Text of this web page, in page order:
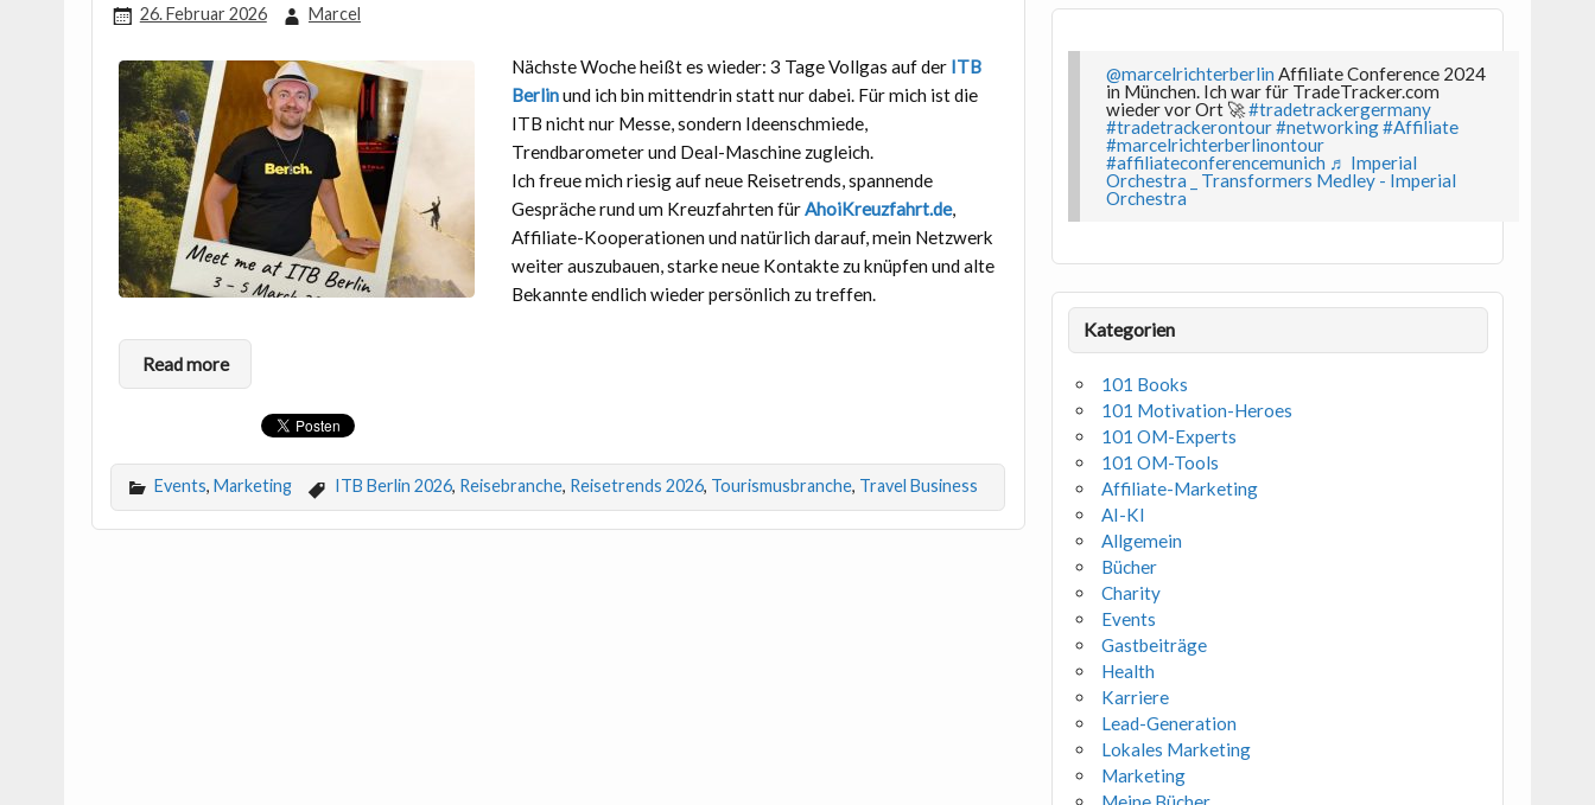
26. Februar 2026 Marcel
Nächste Woche heißt es wieder: 3 Tage Vollgas auf der ITB
Berlinund ich bin mittendrin statt nur dabei. Für mich ist die
ITB nicht nur Messe, sondern Ideenschmiede,
Trendbarometer und Deal-Maschine zugleich.
Ich freue mich riesig auf neue Reisetrends, spannende
Gespräche rund um Kreuzfahrten fürAhoiKreuzfahrt.de,
Affiliate-Kooperationen und natürlich darauf, mein Netzwerk
weiter auszubauen, starke neue Kontakte zu knüpfen und alte
Bekannte endlich wieder persönlich zu treffen.
Read more
Events,Marketing ITB Berlin 2026, Reisebranche, Reisetrends 2026, Tourismusbranche, Travel Business
@marcelrichterberlin Affiliate Conference 2024
in München. Ich war für TradeTracker.com
wieder vor Ort 🚀#tradetrackergermany
#tradetrackerontour#networking#Affiliate
#marcelrichterberlinontour
#affiliateconferencemunich ♬ Imperial
Orchestra _ Transformers Medley - Imperial
Orchestra
Kategorien
101 Books
101 Motivation-Heroes
101 OM-Experts
101 OM-Tools
Affiliate-Marketing
AI-KI
Allgemein
Bücher
Charity
Events
Gastbeiträge
Health
Karriere
Lead-Generation
Lokales Marketing
Marketing